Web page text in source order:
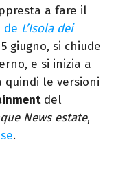
romanzo di
a fare il
de L’Isola dei
giugno, si chiude
e si inizia a
quindi le versioni
del
News estate,
.